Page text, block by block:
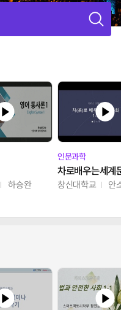
하승완
인문과학
차로배우는세계
창신대학교 안